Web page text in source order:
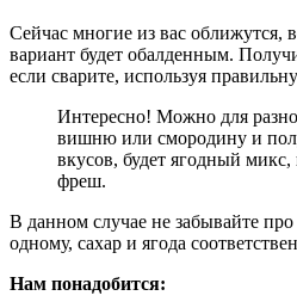
Сейчас многие из вас оближутся,
вариант будет обалденным.
если сварите, используя
Интересно! Можно для
вишню или смородину и
вкусов, будет ягодный
фреш.
В данном случае не забывайте
одному, сахар и ягода
Нам понадобится: